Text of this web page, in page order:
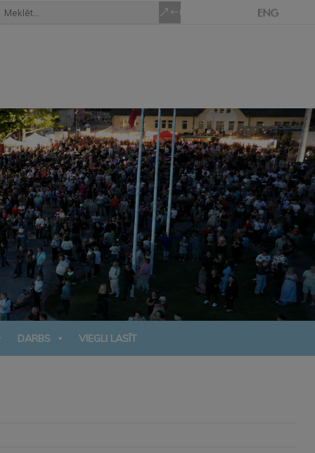
DARBS VIEGLI LASĪT